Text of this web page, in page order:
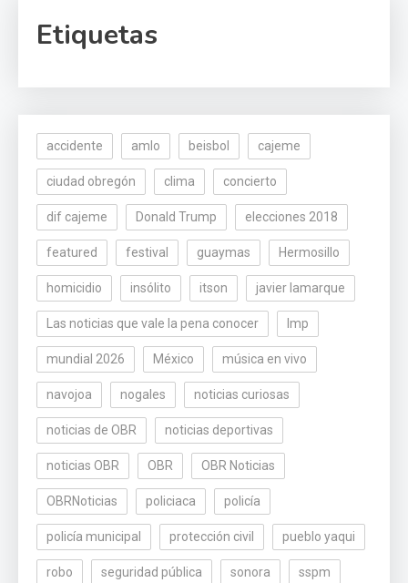
Etiquetas
accidente amlo beisbol cajeme
ciudad obregón clima concierto
dif cajeme Donald Trump elecciones 2018
featured festival guaymas Hermosillo
homicidio insólito itson javier lamarque
Las noticias que vale la pena conocer lmp
mundial 2026 México música en vivo
navojoa nogales noticias curiosas
noticias de OBR noticias deportivas
noticias OBR OBR OBR Noticias
OBRNoticias policiaca policía
policía municipal protección civil pueblo yaqui
robo seguridad pública sonora sspm